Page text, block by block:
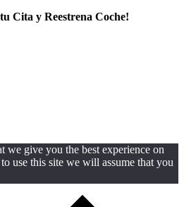
Cita y Reestrena Coche!
we give you the best experience on
use this site we will assume that you